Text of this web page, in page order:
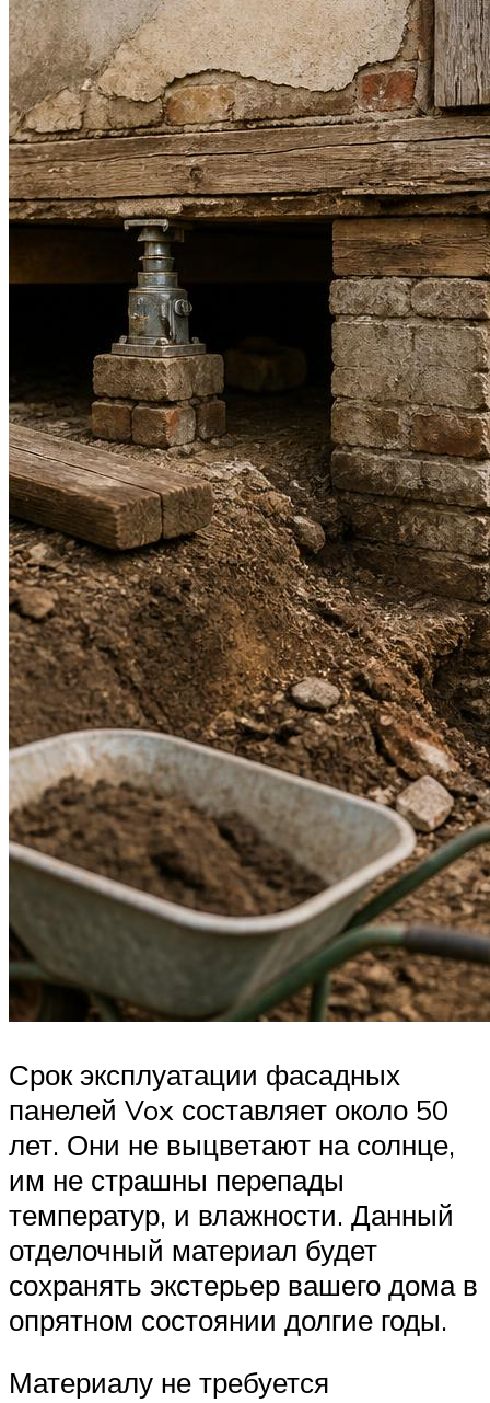
Срок эксплуатации фасадных
панелей Vox составляет около 50
лет. Они не выцветают на солнце,
им не страшны перепады
температур, и влажности. Данный
отделочный материал будет
сохранять экстерьер вашего дома в
опрятном состоянии долгие годы.
Материалу не требуется